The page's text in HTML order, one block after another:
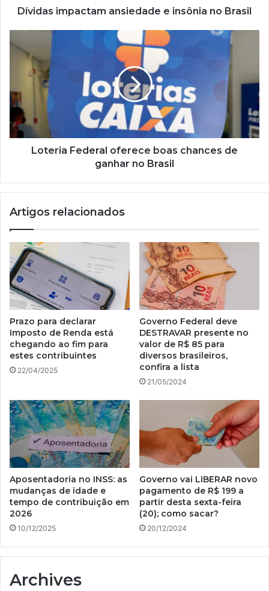
Dívidas impactam ansiedade e insônia no Brasil
Federal
oferece
de
ganhar
no
Brasil
Loteria Federal oferece boas chances de
ganhar no Brasil
Artigos relacionados
Prazo para declarar
Imposto de Renda está
chegando ao fim para
estes contribuintes
22/04/2025
Governo Federal deve
DESTRAVAR presente no
valor de R$ 85 para
diversos brasileiros,
confira a lista
21/05/2024
Aposentadoria no INSS: as
mudanças de idade e
tempo de contribuição em
2026
10/12/2025
Governo vai LIBERAR novo
pagamento de R$ 199 a
partir desta sexta-feira
(20); como sacar?
20/12/2024
Archives